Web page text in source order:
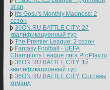
этап
It's Gosu's Monthly Madness: 2
сезон
36ON.RU BATTLE CITY: 2й
квалификационный тур
The Premier League: 2 cезон
Fantasy Football - UEFA
Champions League лига ProPlay.ru
36ON.RU BATTLE CITY: 1й
квалификационный тур
36ON.RU BATTLE CITY: Составы
команд